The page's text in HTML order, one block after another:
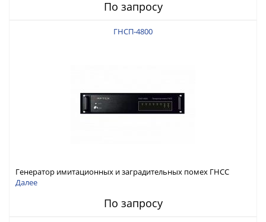
По запросу
ГНСП-4800
Генератор имитационных и заградительных помех ГНСС
RFТех ГНСП-4800
Далее
По запросу